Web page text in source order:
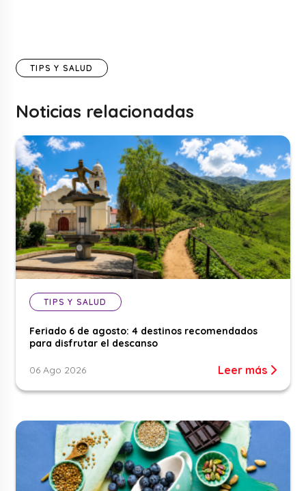
TIPS Y SALUD
Noticias relacionadas
TIPS Y SALUD
Feriado 6 de agosto: 4 destinos recomendados
para disfrutar el descanso
06 Ago 2026 Leer más